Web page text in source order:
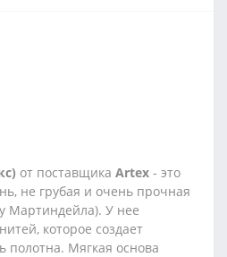
от поставщика Artex - это
не грубая и очень прочная
Мартиндейла). У нее
которое создает
полотна. Мягкая основа